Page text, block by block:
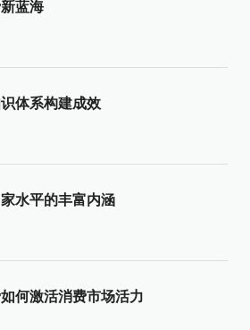
蓝海
体系构建成效
水平的丰富内涵
何激活消费市场活力